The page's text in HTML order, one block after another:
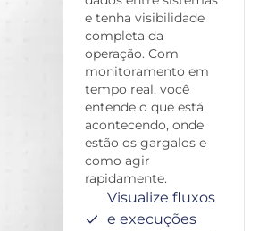
e tenha visibilidade
completa da
operação. Com
monitoramento em
tempo real, você
entende o que está
acontecendo, onde
estão os gargalos e
como agir
rapidamente.
Visualize fluxos
e execuções